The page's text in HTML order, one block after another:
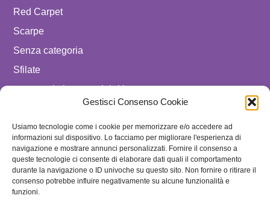
Gestisci Consenso Cookie
Usiamo tecnologie come i cookie per memorizzare e/o accedere ad
informazioni sul dispositivo. Lo facciamo per migliorare l'esperienza di
navigazione e mostrare annunci personalizzati. Fornire il consenso a
queste tecnologie ci consente di elaborare dati quali il comportamento
durante la navigazione o ID univoche su questo sito. Non fornire o ritirare il
consenso potrebbe influire negativamente su alcune funzionalità e
funzioni.
Red Carpet
Scarpe
Senza categoria
Sfilate
spostare in luxury celebrities
Uomo
SEGUICI SU
ISCRIVITI ALLA NEWSLETTER